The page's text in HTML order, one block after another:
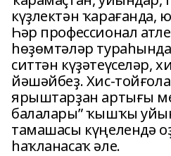
күҙлектән ҡарағанда,
Һәр профессионал
һөҙөмтәләр
ситтән күҙәтеүселәр,
йәшәйбеҙ. Хис-
ярыштарҙан артығы
балалары” ҡышҡы
тамашасы күңелендә
һаҡланасаҡ әле.